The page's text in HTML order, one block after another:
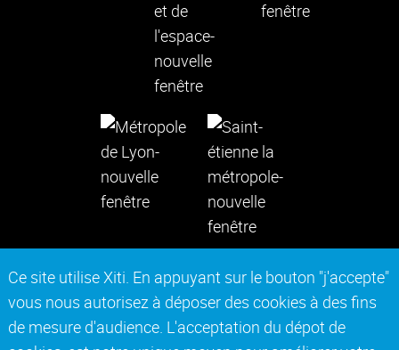
Ce site utilise Xiti. En appuyant sur le bouton "j'accepte"
vous nous autorisez à déposer des cookies à des fins
de mesure d'audience. L'acceptation du dépot de
Contact
Mentions légales
Actes réglementaires
Marchés publics